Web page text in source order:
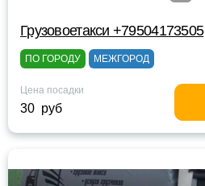
Грузовоетакси +79504173505
ПО ГОРОДУ МЕЖГОРОД
Цена посадки
30 руб